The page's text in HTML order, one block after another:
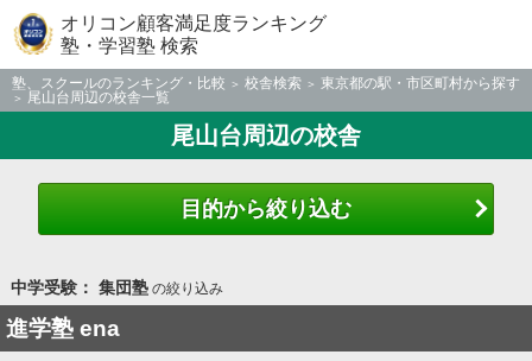
オリコン顧客満足度ランキング
塾・学習塾 検索
塾、スクールのランキング・比較 校舎検索
東京都の駅・市区町村から探す
尾山台周辺の校舎一覧
尾山台周辺の校舎
目的から絞り込む
中学受験： 集団塾の絞り込み
進学塾 ena